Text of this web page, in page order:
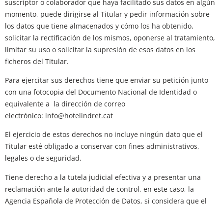
suscriptor o colaborador que haya facilitado sus datos en algún
momento, puede dirigirse al Titular y pedir información sobre
los datos que tiene almacenados y cómo los ha obtenido,
solicitar la rectificación de los mismos, oponerse al tratamiento,
limitar su uso o solicitar la supresión de esos datos en los
ficheros del Titular.
Para ejercitar sus derechos tiene que enviar su petición junto
con una fotocopia del Documento Nacional de Identidad o
equivalente a la dirección de correo
electrónico: info@hotelindret.cat
El ejercicio de estos derechos no incluye ningún dato que el
Titular esté obligado a conservar con fines administrativos,
legales o de seguridad.
Tiene derecho a la tutela judicial efectiva y a presentar una
reclamación ante la autoridad de control, en este caso, la
Agencia Española de Protección de Datos, si considera que el